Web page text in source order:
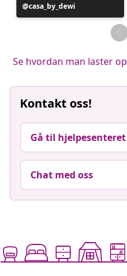
Innlegg
publisert
casa_by_dewi
Se hvordan man laster
Kontakt oss!
Gå til hjelpesenteret
Chat med oss